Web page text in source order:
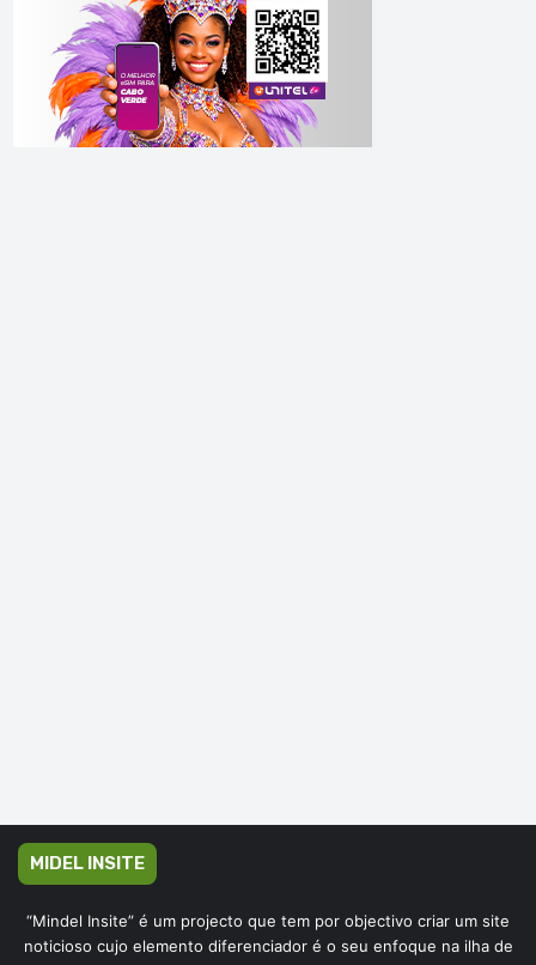
MIDEL INSITE
“Mindel Insite” é um projecto que tem por objectivo criar um site
noticioso cujo elemento diferenciador é o seu enfoque na ilha de